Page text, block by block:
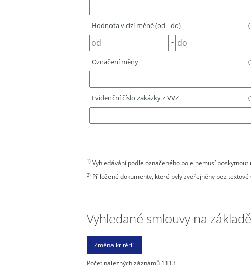
Hodnota v cizí měně (od - do)
-
Označení měny
Evidenční číslo zakázky z VVZ
1)Vyhledávání podle označeného pole nemusí
2)Přiložené dokumenty, které byly zveřejněny bez
Vyhledané smlouvy na
Počet nalezných záznámů 1113